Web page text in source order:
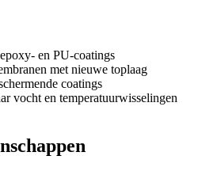
en PU-coatings
met nieuwe toplaag
coatings
vocht en temperatuurwisselingen